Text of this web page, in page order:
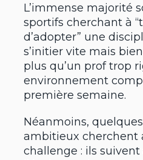
L’immense majorité
sportifs cherchant à
d’adopter” une
s’initier vite mais
plus qu’un prof trop
environnement
première semaine.
Néanmoins,
ambitieux cherchent
challenge : ils suivent